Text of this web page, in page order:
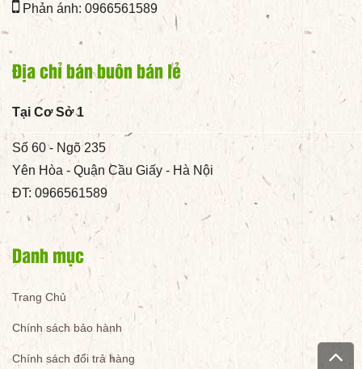
Phản ánh: 0966561589
Địa chỉ bán buôn bán lẻ
Tại Cơ Sở 1
Số 60 - Ngõ 235
Yên Hòa - Quận Cầu Giấy - Hà Nội
ĐT: 0966561589
Danh mục
Trang Chủ
Chính sách bảo hành
Chính sách đổi trả hàng